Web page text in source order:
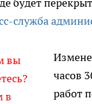
служба
вы
в
часов
работ